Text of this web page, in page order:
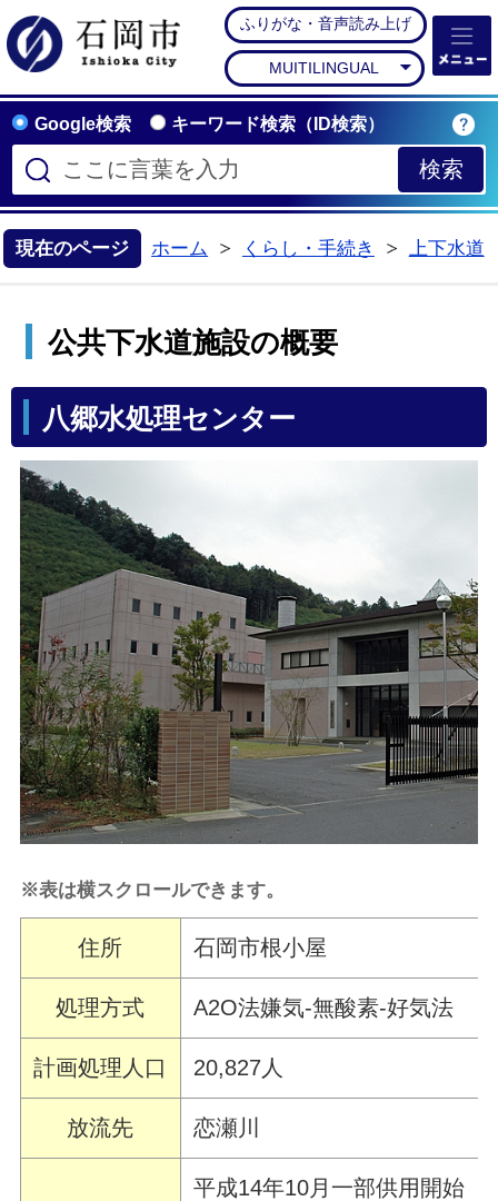
石岡市公式ホームペー
ふりがな・音声読み上げ
MUITILINGUAL
Google検索 キーワード検索（ID検索）
現在のページ ホーム
くらし・手続き
上下水道
公共下水道施設の概要
八郷水処理センター
※表は横スクロールできます。
住所 石岡市根小屋
処理方式 A2O法嫌気-無酸素-好気法
計画処理人口 20,827人
放流先 恋瀬川
平成14年10月一部供用開始